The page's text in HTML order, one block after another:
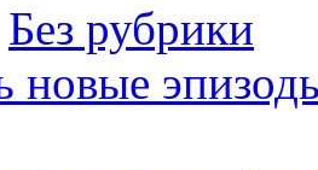
Без рубрики
новые